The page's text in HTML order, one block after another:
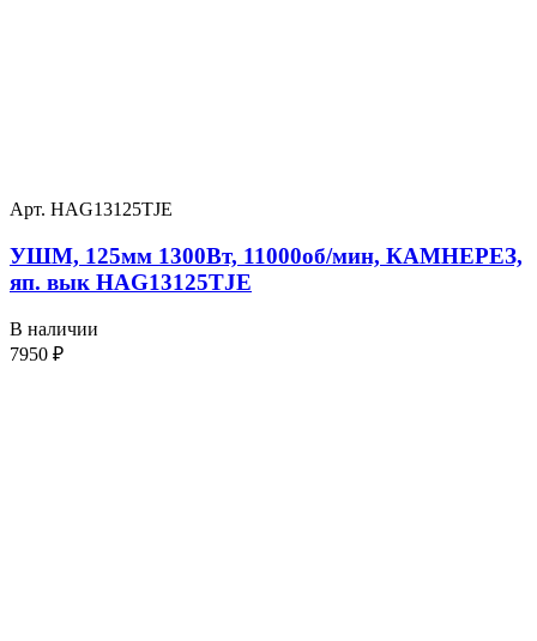
Арт. HAG13125TJE
УШМ, 125мм 1300Вт, 11000об/мин, КАМНЕРЕЗ,
яп. вык HAG13125TJE
В наличии
7950 ₽